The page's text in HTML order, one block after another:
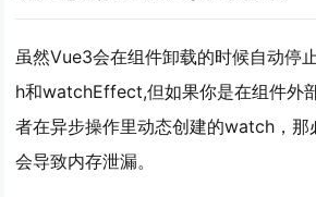
虽然Vue3会在组件卸载的时候自动停
h和watchEffect,但如果你是在组件外
者在异步操作里动态创建的watch，那
会导致内存泄漏。